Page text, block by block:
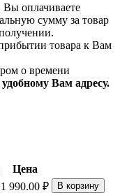
оплачиваете
сумму за товар
товара к Вам
о времени
Вам адресу.
Цена
1 990.00 ₽ В корзину